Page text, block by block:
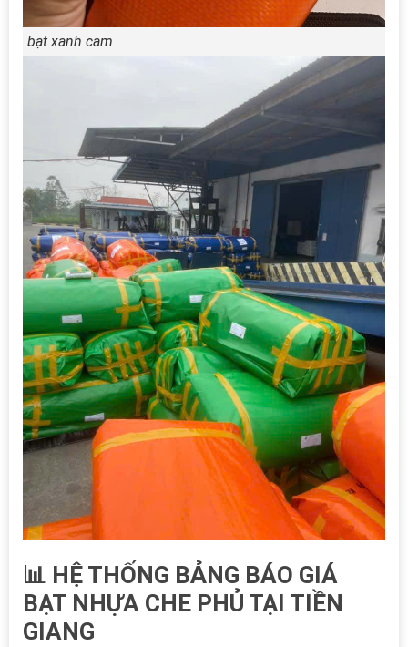
bạt xanh cam
📊 HỆ THỐNG BẢNG BÁO GIÁ
BẠT NHỰA CHE PHỦ TẠI TIỀN
GIANG